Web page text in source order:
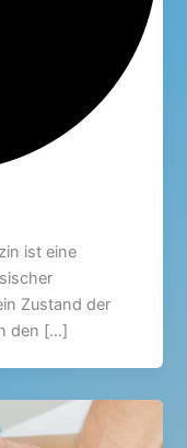
ist eine
Zustand der
den […]